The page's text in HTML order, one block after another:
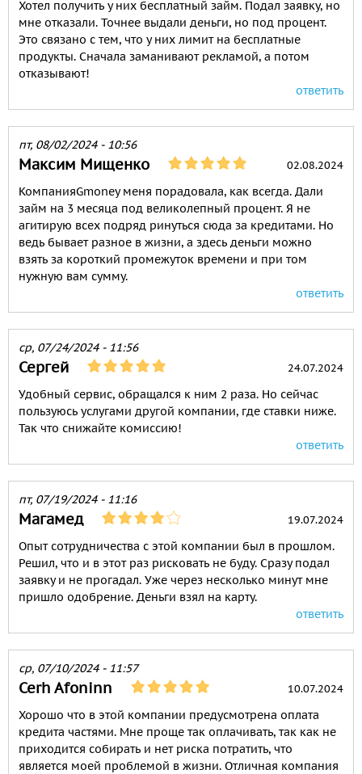
Хотел получить у них бесплатный займ. Подал заявку, но
мне отказали. Точнее выдали деньги, но под процент.
Это связано с тем, что у них лимит на бесплатные
продукты. Сначала заманивают рекламой, а потом
отказывают!
ответить
пт, 08/02/2024 - 10:56
Максим Мищенко 02.08.2024
КомпанияGmoney меня порадовала, как всегда. Дали
займ на 3 месяца под великолепный процент. Я не
агитирую всех подряд ринуться сюда за кредитами. Но
ведь бывает разное в жизни, а здесь деньги можно
взять за короткий промежуток времени и при том
нужную вам сумму.
ответить
ср, 07/24/2024 - 11:56
Сергей 24.07.2024
Удобный сервис, обращался к ним 2 раза. Но сейчас
пользуюсь услугами другой компании, где ставки ниже.
Так что снижайте комиссию!
ответить
пт, 07/19/2024 - 11:16
Магамед 19.07.2024
Опыт сотрудничества с этой компании был в прошлом.
Решил, что и в этот раз рисковать не буду. Сразу подал
заявку и не прогадал. Уже через несколько минут мне
пришло одобрение. Деньги взял на карту.
ответить
ср, 07/10/2024 - 11:57
Cerh Afoninn 10.07.2024
Хорошо что в этой компании предусмотрена оплата
кредита частями. Мне проще так оплачивать, так как не
приходится собирать и нет риска потратить, что
является моей проблемой в жизни. Отличная компания